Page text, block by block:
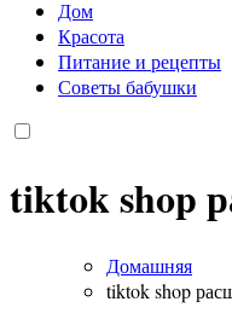
Дом
Красота
Питание и рецепты
Советы бабушки
tiktok shop
Домашняя
tiktok shop